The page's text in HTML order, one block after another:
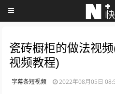
瓷砖橱柜的做法视
视频教程)
字幕条短视频 2022年08月05日